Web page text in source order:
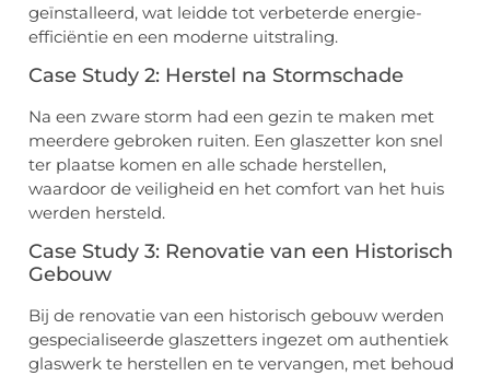
geïnstalleerd, wat leidde tot verbeterde energie-
efficiëntie en een moderne uitstraling.
Case Study 2: Herstel na Stormschade
Na een zware storm had een gezin te maken met
meerdere gebroken ruiten. Een glaszetter kon snel
ter plaatse komen en alle schade herstellen,
waardoor de veiligheid en het comfort van het huis
werden hersteld.
Case Study 3: Renovatie van een Historisch
Gebouw
Bij de renovatie van een historisch gebouw werden
gespecialiseerde glaszetters ingezet om authentiek
glaswerk te herstellen en te vervangen, met behoud